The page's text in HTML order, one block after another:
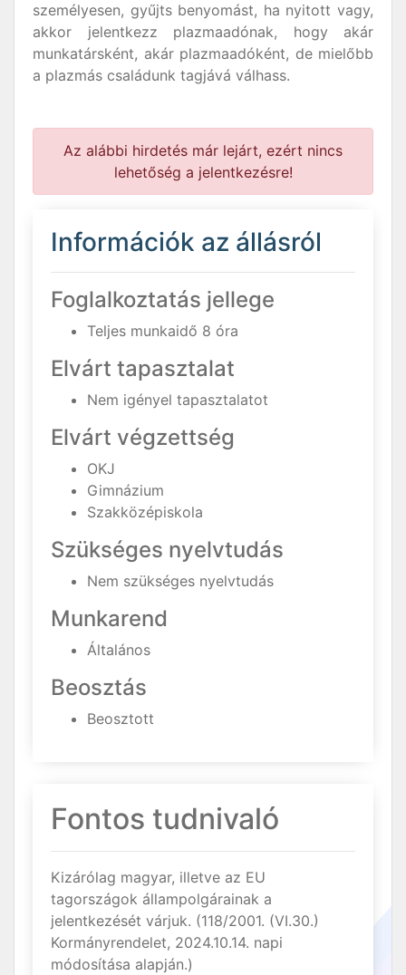
személyesen, gyűjts benyomást, ha nyitott vagy,
akkor jelentkezz plazmaadónak, hogy akár
munkatársként, akár plazmaadóként, de mielőbb
a plazmás családunk tagjává válhass.
Az alábbi hirdetés már lejárt, ezért nincs
lehetőség a jelentkezésre!
Információk az állásról
Foglalkoztatás jellege
Teljes munkaidő 8 óra
Elvárt tapasztalat
Nem igényel tapasztalatot
Elvárt végzettség
OKJ
Gimnázium
Szakközépiskola
Szükséges nyelvtudás
Nem szükséges nyelvtudás
Munkarend
Általános
Beosztás
Beosztott
Fontos tudnivaló
Kizárólag magyar, illetve az EU
tagországok állampolgárainak a
jelentkezését várjuk. (118/2001. (VI.30.)
Kormányrendelet, 2024.10.14. napi
módosítása alapján.)